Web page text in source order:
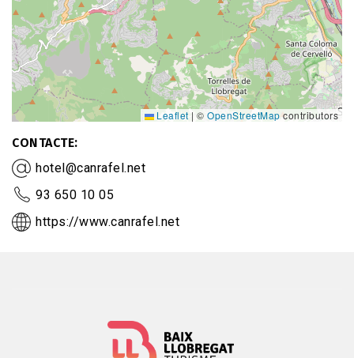
CONTACTE
hotel@canrafel.net
93 650 10 05
https://www.canrafel.net
Leaflet | © OpenStreetMapcontributors